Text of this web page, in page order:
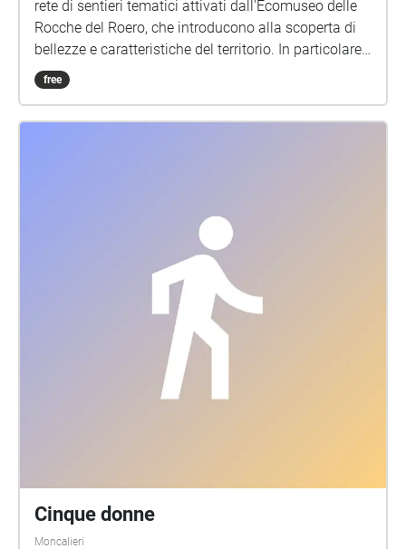
rete di sentieri tematici attivati dall'Ecomuseo delle
Rocche del Roero, che introducono alla scoperta di
bellezze e caratteristiche del territorio. In particolare
il Sentiero del Tasso passa vicino alle vigne che noi
dell'azienda vitivinicola Patrunet coltiviamo sul
quello che significa per noi vivere in questi luoghi,
free
Cinque donne
Moncalieri